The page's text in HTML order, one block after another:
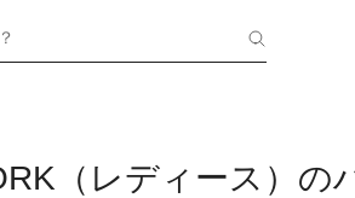
（レディース）の